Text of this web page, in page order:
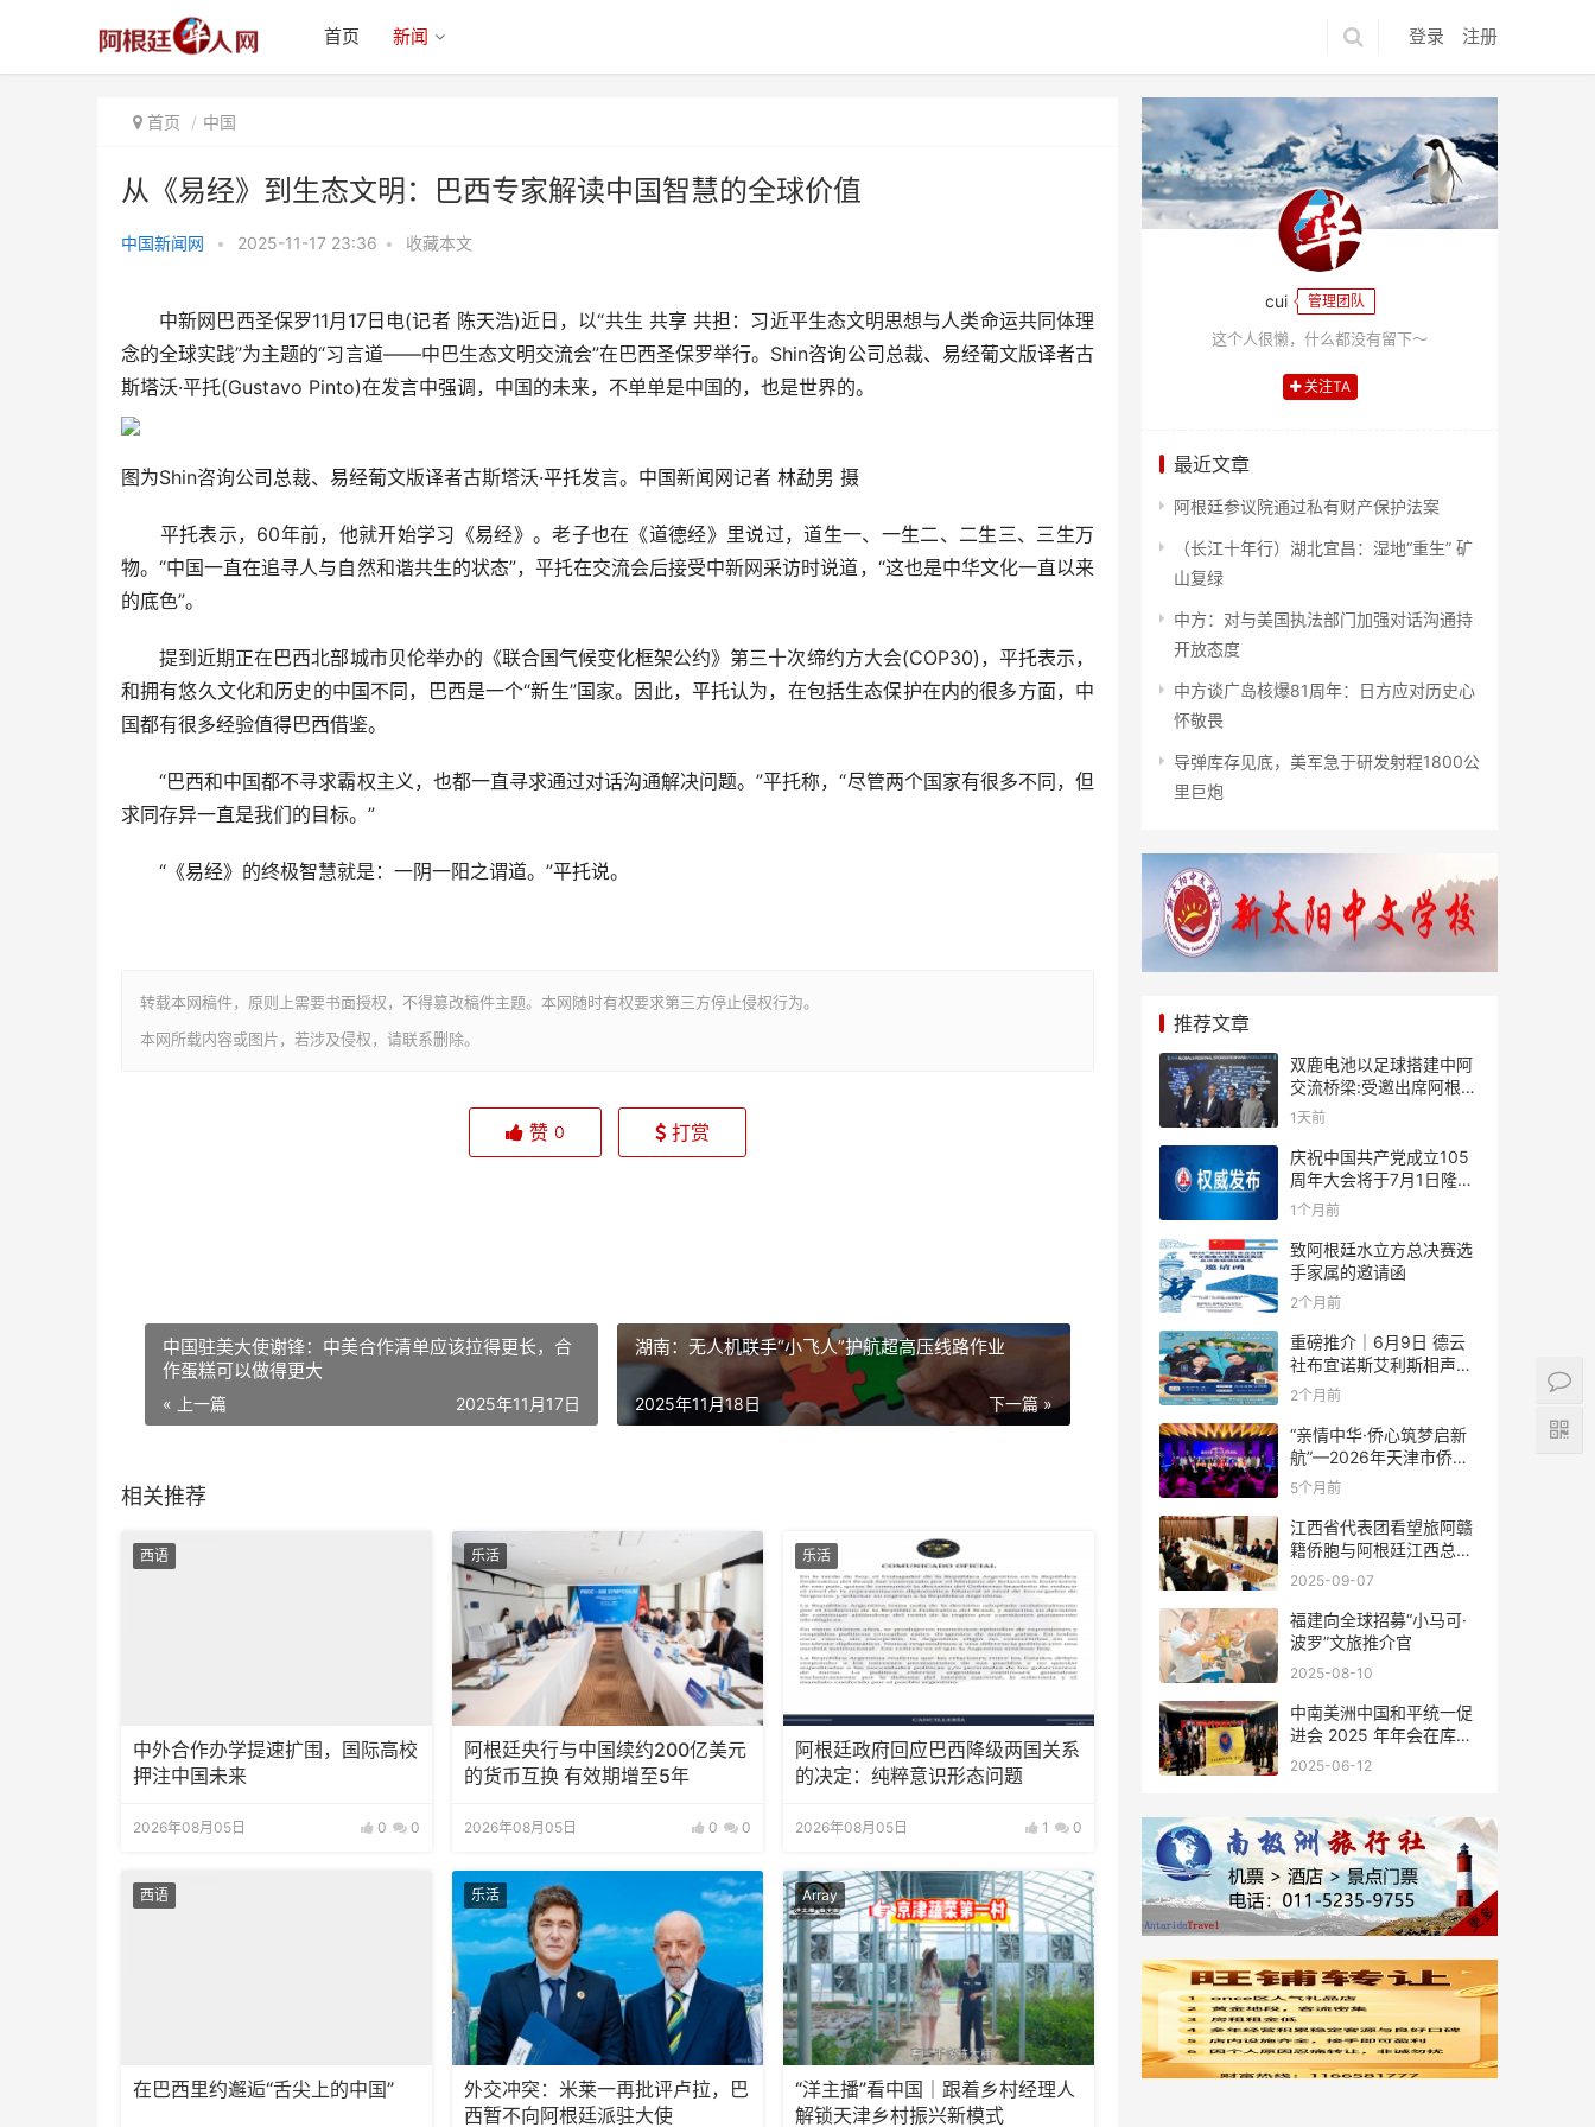
登录 注册
首页 新闻
首页 中国
从《易经》到生态文明：巴西专家解读中国智慧的全球价值
中国新闻网 • 2025-11-17 23:36 • 收藏本文
中新网巴西圣保罗11月17日电(记者 陈天浩)近日，以“共生 共享 共担：习近平生态文明思想与人类命运共同体理
念的全球实践”为主题的“习言道——中巴生态文明交流会”在巴西圣保罗举行。Shin咨询公司总裁、易经葡文版译者古
斯塔沃·平托(Gustavo Pinto)在发言中强调，中国的未来，不单单是中国的，也是世界的。
图为Shin咨询公司总裁、易经葡文版译者古斯塔沃·平托发言。中国新闻网记者 林勐男 摄
平托表示，60年前，他就开始学习《易经》。老子也在《道德经》里说过，道生一、一生二、二生三、三生万
物。“中国一直在追寻人与自然和谐共生的状态”，平托在交流会后接受中新网采访时说道，“这也是中华文化一直以来
的底色”。
提到近期正在巴西北部城市贝伦举办的《联合国气候变化框架公约》第三十次缔约方大会(COP30)，平托表示，
和拥有悠久文化和历史的中国不同，巴西是一个“新生”国家。因此，平托认为，在包括生态保护在内的很多方面，中
国都有很多经验值得巴西借鉴。
“巴西和中国都不寻求霸权主义，也都一直寻求通过对话沟通解决问题。”平托称，“尽管两个国家有很多不同，但
求同存异一直是我们的目标。”
“《易经》的终极智慧就是：一阴一阳之谓道。”平托说。
转载本网稿件，原则上需要书面授权，不得篡改稿件主题。本网随时有权要求第三方停止侵权行为。
本网所载内容或图片，若涉及侵权，请联系删除。
解读中国智慧的全球价值
赞 0 打赏
中国驻美大使谢锋：中美合作清单应该拉得更长，合
作蛋糕可以做得更大
« 上一篇 2025年11月17日
湖南：无人机联手“小飞人”护航超高压线路作业
下一篇 »
2025年11月18日
相关推荐
西语
中外合作办学提速扩围，国际高校
押注中国未来
2026年08月05日 0 0
乐活
阿根廷央行与中国续约200亿美元
的货币互换 有效期增至5年
2026年08月05日 0 0
乐活
阿根廷政府回应巴西降级两国关系
的决定：纯粹意识形态问题
2026年08月05日 1 0
西语
在巴西里约邂逅“舌尖上的中国”
乐活
外交冲突：米莱一再批评卢拉，巴
西暂不向阿根廷派驻大使
Array
“洋主播”看中国｜跟着乡村经理人
解锁天津乡村振兴新模式
cui 管理团队
这个人很懒，什么都没有留下～
关注TA
最近文章
阿根廷参议院通过私有财产保护法案
（长江十年行）湖北宜昌：湿地“重生” 矿
山复绿
中方：对与美国执法部门加强对话沟通持
开放态度
中方谈广岛核爆81周年：日方应对历史心
怀敬畏
导弹库存见底，美军急于研发射程1800公
里巨炮
推荐文章
双鹿电池以足球搭建中阿
交流桥梁:受邀出席阿根廷
足协赞助商招待会！
1天前
庆祝中国共产党成立105
周年大会将于7月1日隆重
举行
1个月前
致阿根廷水立方总决赛选
手家属的邀请函
2个月前
重磅推介｜6月9日 德云
社布宜诺斯艾利斯相声专
场！国风曲艺邂逅南美风
结！
2个月前
“亲情中华·侨心筑梦启新
航”—2026年天津市侨界
新春联谊活动成功举办
5个月前
江西省代表团看望旅阿赣
籍侨胞与阿根廷江西总商
会座谈
2025-09-07
福建向全球招募“小马可·
波罗”文旅推介官
2025-08-10
中南美洲中国和平统一促
进会 2025 年年会在库拉
索圆满举行，共绘反“独”
2025-06-12